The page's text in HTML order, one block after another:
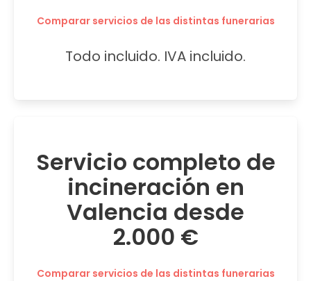
Comparar servicios de las distintas funerarias
Todo incluido. IVA incluido.
Servicio completo de
incineración en
Valencia desde
2.000 €
Comparar servicios de las distintas funerarias